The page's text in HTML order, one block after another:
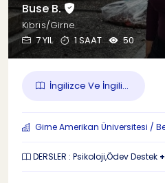
Buse B.
Kıbrıs/Girne
7 YIL
1 SAAT 50
İngilizce Ve İngili...
Girne Amerikan Üniversitesi /
DERSLER : Psikoloji,Ödev Destek